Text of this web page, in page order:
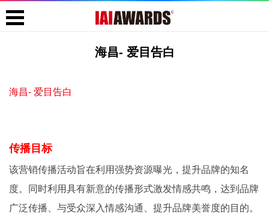
海昌- 爱目告白
海昌- 爱目告白
传播目标
该营销传播活动旨在利用强势资源曝光，提升品牌的知名
度。同时利用具有新意的传播形式激发情感共鸣，达到品牌
广泛传播、与受众深入情感沟通、提升品牌美誉度的目的。